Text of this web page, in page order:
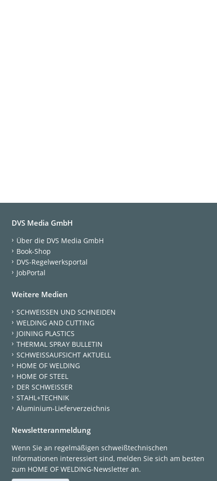
DVS Media GmbH
Über die DVS Media GmbH
Book-Shop
DVS-Regelwerksportal
JobPortal
Weitere Medien
SCHWEISSEN UND SCHNEIDEN
WELDING AND CUTTING
JOINING PLASTICS
THERMAL SPRAY BULLETIN
SCHWEISSAUFSICHT AKTUELL
HOME OF WELDING
HOME OF STEEL
DER SCHWEISSER
STAHL+TECHNIK
Aluminium-Lieferverzeichnis
Newsletteranmeldung
Wenn Sie an regelmäßigen schweißtechnischen
Informationen interessiert sind, melden Sie sich am besten
zum HOME OF WELDING-Newsletter an.